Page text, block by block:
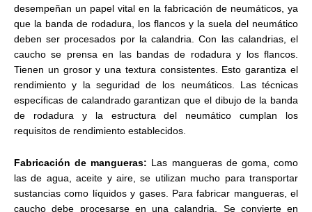
desempeñan un papel vital en la fabricación de neumáticos, ya
que la banda de rodadura, los flancos y la suela del neumático
deben ser procesados por la calandria. Con las calandrias, el
caucho se prensa en las bandas de rodadura y los flancos.
Tienen un grosor y una textura consistentes. Esto garantiza el
rendimiento y la seguridad de los neumáticos. Las técnicas
específicas de calandrado garantizan que el dibujo de la banda
de rodadura y la estructura del neumático cumplan los
requisitos de rendimiento establecidos.
Fabricación de mangueras: Las mangueras de goma, como
las de agua, aceite y aire, se utilizan mucho para transportar
sustancias como líquidos y gases. Para fabricar mangueras, el
caucho debe procesarse en una calandria. Se convierte en